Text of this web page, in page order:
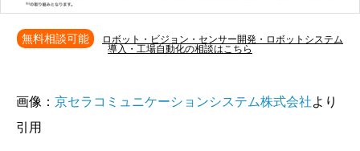
無料相談可能
ロボット・ビジョン・センサー開発・ロボットシステム
導入・工場自動化の相談はこちら
画像： 京セラコミュニケーションシステム株式会社より
引用